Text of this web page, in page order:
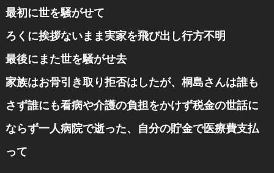
最初に世を騒がせて
ろくに挨拶ないまま実家を飛び出し行方不明
最後にまた世を騒がせ去
家族はお骨引き取り拒否はしたが、桐島さんは誰も
さず誰にも看病や介護の負担をかけず税金の世話に
ならず一人病院で逝った、自分の貯金で医療費支払
って